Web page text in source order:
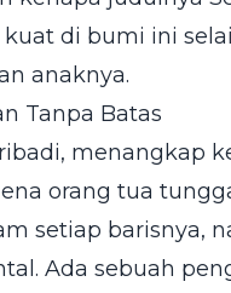
di bumi ini
anaknya.
Tanpa Batas
menangkap
orang tua
setiap barisnya,
Ada sebuah